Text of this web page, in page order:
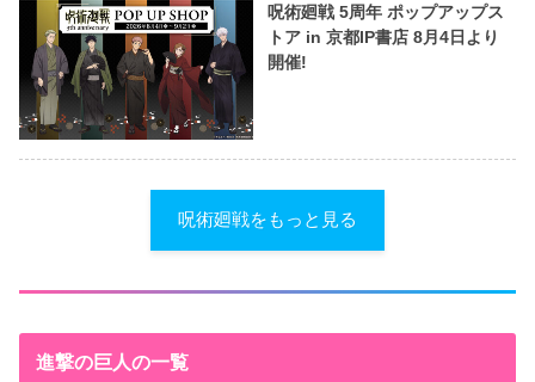
呪術廻戦 5周年 ポップアップス
トア in 京都IP書店 8月4日より
開催!
呪術廻戦をもっと見る
進撃の巨人の一覧